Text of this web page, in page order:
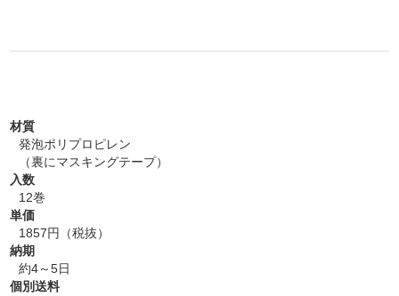
材質
発泡ポリプロピレン
（裏にマスキングテープ）
入数
12巻
単価
1857円（税抜）
納期
約4～5日
個別送料